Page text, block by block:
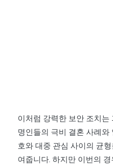
이처럼 강력한 보안 조치는
명인들의 극비 결혼 사례와
호와 대중 관심 사이의 균
여줍니다. 하지만 이번의